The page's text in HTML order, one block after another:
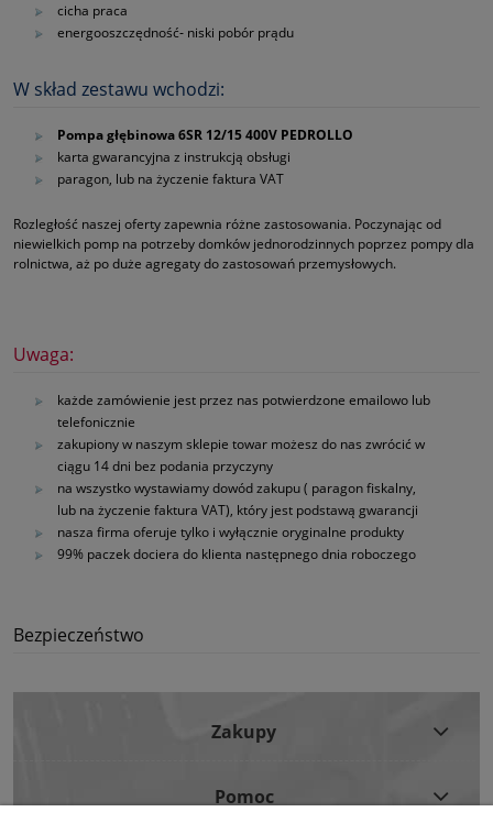
cicha praca
energooszczędność‑ niski pobór prądu
W skład zestawu wchodzi:
Pompa głębinowa 6SR 12/15 400V PEDROLLO
karta gwarancyjna z instrukcją obsługi
paragon, lub na życzenie faktura VAT
Rozległość naszej oferty zapewnia różne zastosowania. Poczynając od
niewielkich pomp na potrzeby domków jednorodzinnych poprzez pompy dla
rolnictwa, aż po duże agregaty do zastosowań przemysłowych.
Uwaga:
każde zamówienie jest przez nas potwierdzone emailowo lub
telefonicznie
zakupiony w naszym sklepie towar możesz do nas zwrócić w
ciągu 14 dni bez podania przyczyny
na wszystko wystawiamy dowód zakupu ( paragon fiskalny,
lub na życzenie faktura VAT), który jest podstawą gwarancji
nasza firma oferuje tylko i wyłącznie oryginalne produkty
99% paczek dociera do klienta następnego dnia roboczego
Bezpieczeństwo
Zakupy
Pomoc